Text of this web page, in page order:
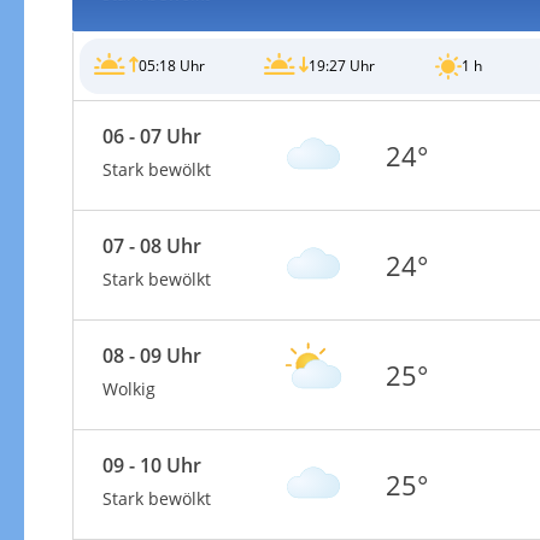
05:18 Uhr 19:27 Uhr 1 h
06 - 07 Uhr
Stark bewölkt 24°
07 - 08 Uhr
Stark bewölkt 24°
08 - 09 Uhr
Wolkig 25°
09 - 10 Uhr
Stark bewölkt 25°
Windgeschwindigkeiten
Windgeschwindigkeiten in 3h